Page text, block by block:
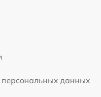
персональных данных